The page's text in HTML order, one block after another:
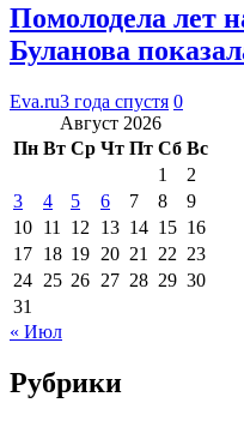
Помолодела лет
Буланова
Eva.ru3 года спустя 0
Август 2026
Пн Вт Ср Чт Пт Сб Вс
1
2
3
4 5 6 7 8
9
10 11 12 13 14 15 16
17 18 19 20 21 22 23
24 25 26 27 28 29 30
31
« Июл
Рубрики